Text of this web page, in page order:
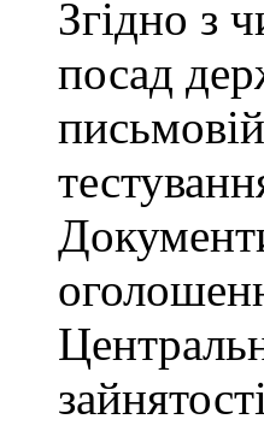
Згідно з
посад